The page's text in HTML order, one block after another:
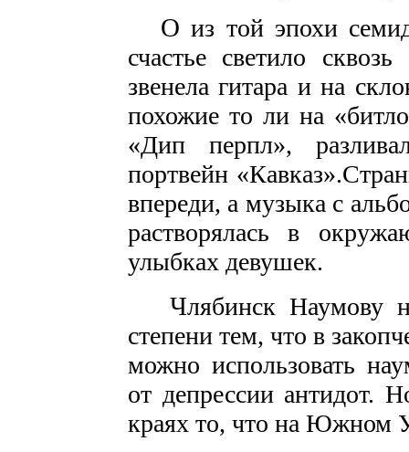
О из той эпохи
счастье светило
звенела гитара и на
похожие то ли на
«Дип перпл»,
портвейн
впереди, а музыка с
растворялась в
улыбках девушек.
Члябинск Наумову
степени тем, что в
можно использовать
от депрессии антидот.
краях то, что на Южном